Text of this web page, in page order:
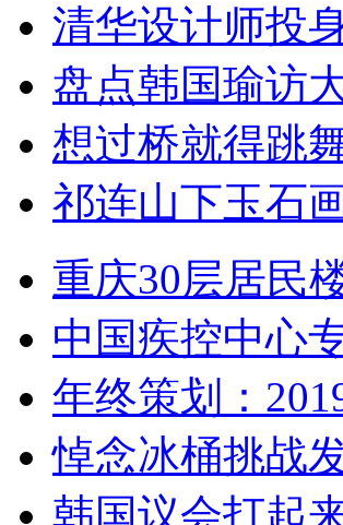
清华设计师投
盘点韩国瑜访
想过桥就得跳
祁连山下玉石
重庆30层居民
中国疾控中心
年终策划：
悼念冰桶挑战
韩国议会打起